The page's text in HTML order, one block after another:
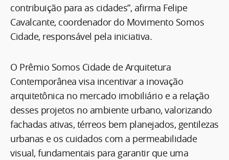
contribuição para as cidades”, afirma Felipe
Cavalcante, coordenador do Movimento Somos
Cidade, responsável pela iniciativa.
O Prêmio Somos Cidade de Arquitetura
Contemporânea visa incentivar a inovação
arquitetônica no mercado imobiliário e a relação
desses projetos no ambiente urbano, valorizando
fachadas ativas, térreos bem planejados, gentilezas
urbanas e os cuidados com a permeabilidade
visual, fundamentais para garantir que uma